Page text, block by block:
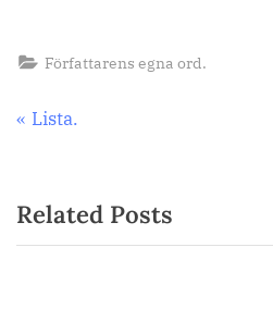
Författarens egna ord.
Inläggsnavigering
Previous
Lista.
Related Posts